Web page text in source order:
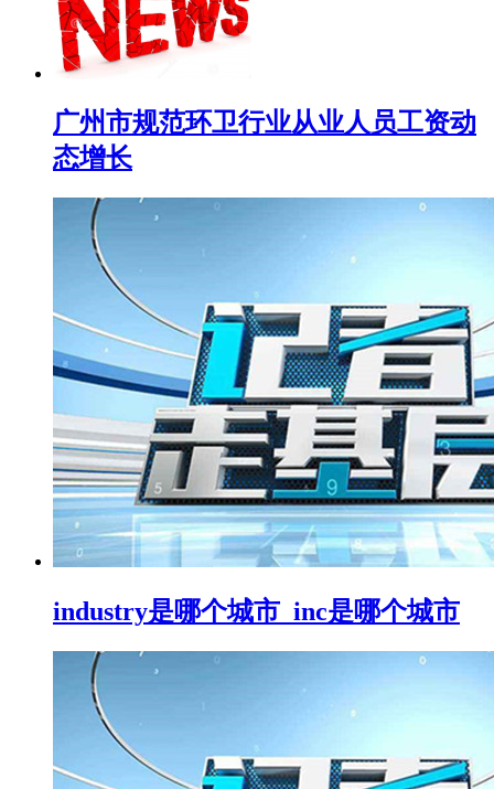
广州市规范环卫行业从业人员工资动
态增长
industry是哪个城市_inc是哪个城市